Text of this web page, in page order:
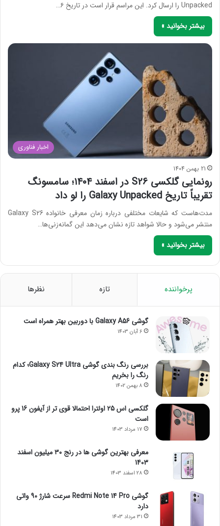
Unpacked را ارسال کرد. این مراسم قرار است در تاریخ ۶…
بیشتر بخوانید »
اخبار فناوری
21 بهمن 1404
رونمایی گلکسی S26 در اسفند ۱۴۰۴؛ سامسونگ
تقریباً تاریخ Galaxy Unpacked را لو داد
مدت‌هاست که شایعات مختلفی درباره زمان معرفی خانواده Galaxy S26
منتشر می‌شود و حالا شواهد تازه نشان می‌دهد این گمانه‌زنی‌ها…
بیشتر بخوانید »
پرخواننده تازه نظرها
گوشی Galaxy A56 با دوربین بهتر همراه است
6 آبان 1403
بررسی رنگ بندی گوشی Galaxy S24 Ultra؛ کدام
رنگ را بخریم
8 بهمن 1402
گلکسی اس 25 اولترا احتمالا قوی تر از آیفون 16 پرو
است
17 مرداد 1403
معرفی بهترین گوشی ها در رنج ۳۰ میلیون اسفند
1403
28 اسفند 1403
گوشی Redmi Note 14 Pro سرعت شارژ 90 واتی
دارد
31 مرداد 1403